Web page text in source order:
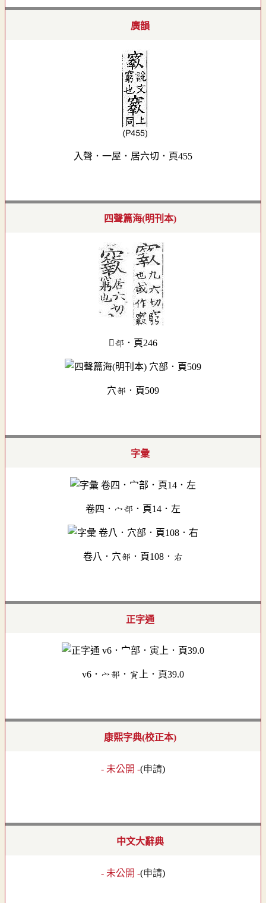
廣韻
入聲．一屋．居六切．頁455
四聲篇海(明刊本)
部．頁246
穴部．頁509
字彙
卷四．宀部．頁14．左
卷八．穴部．頁108．右
正字通
v6．宀部．寅上．頁39.0
康熙字典(校正本)
- 未公開 -(申請)
中文大辭典
- 未公開 -(申請)